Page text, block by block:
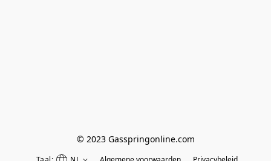
© 2023 Gasspringonline.com